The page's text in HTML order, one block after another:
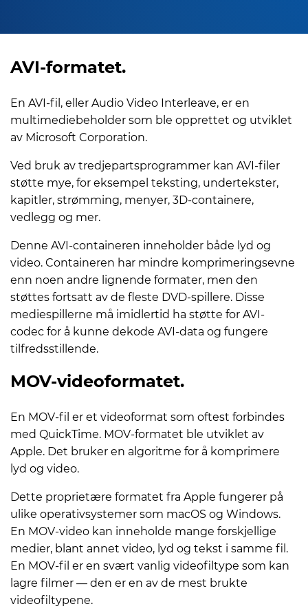
AVI-formatet.
En AVI-fil, eller Audio Video Interleave, er en
multimediebeholder som ble opprettet og utviklet
av Microsoft Corporation.
Ved bruk av tredjepartsprogrammer kan AVI-filer
støtte mye, for eksempel teksting, undertekster,
kapitler, strømming, menyer, 3D-containere,
vedlegg og mer.
Denne AVI-containeren inneholder både lyd og
video. Containeren har mindre komprimeringsevne
enn noen andre lignende formater, men den
støttes fortsatt av de fleste DVD-spillere. Disse
mediespillerne må imidlertid ha støtte for AVI-
codec for å kunne dekode AVI-data og fungere
tilfredsstillende.
MOV-videoformatet.
En MOV-fil er et videoformat som oftest forbindes
med QuickTime. MOV-formatet ble utviklet av
Apple. Det bruker en algoritme for å komprimere
lyd og video.
Dette proprietære formatet fra Apple fungerer på
ulike operativsystemer som macOS og Windows.
En MOV-video kan inneholde mange forskjellige
medier, blant annet video, lyd og tekst i samme fil.
En MOV-fil er en svært vanlig videofiltype som kan
lagre filmer — den er en av de mest brukte
videofiltypene.